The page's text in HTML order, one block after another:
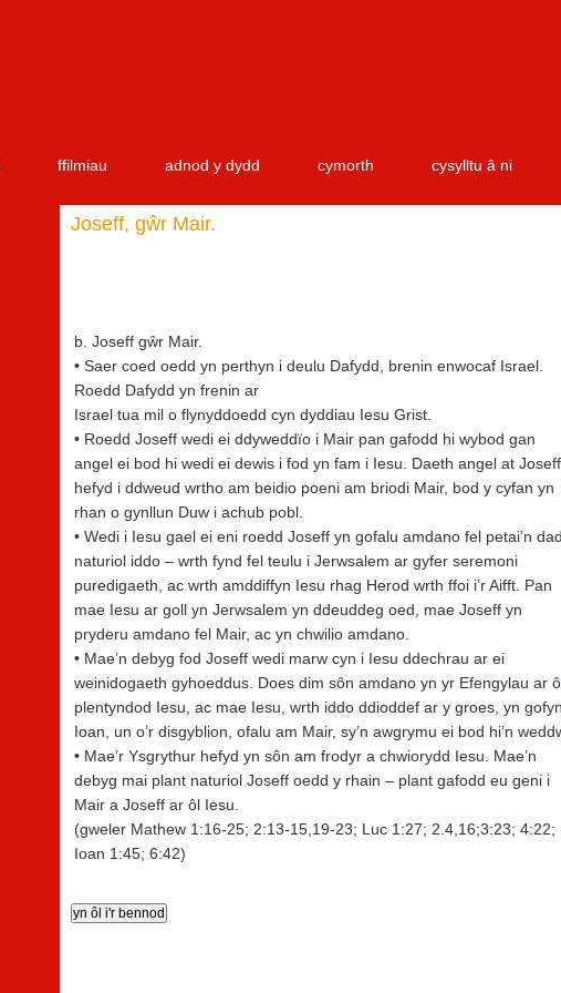
ffilmiau adnod y dydd cymorth cysylltu â ni
Joseff, gŵr Mair.
b. Joseff gŵr Mair.
• Saer coed oedd yn perthyn i deulu Dafydd, brenin enwocaf Israel.
Roedd Dafydd yn frenin ar
Israel tua mil o flynyddoedd cyn dyddiau Iesu Grist.
• Roedd Joseff wedi ei ddyweddïo i Mair pan gafodd hi wybod gan
angel ei bod hi wedi ei dewis i fod yn fam i Iesu. Daeth angel at Joseff
hefyd i ddweud wrtho am beidio poeni am briodi Mair, bod y cyfan yn
rhan o gynllun Duw i achub pobl.
• Wedi i Iesu gael ei eni roedd Joseff yn gofalu amdano fel petai’n dad
naturiol iddo – wrth fynd fel teulu i Jerwsalem ar gyfer seremoni
puredigaeth, ac wrth amddiffyn Iesu rhag Herod wrth ffoi i’r Aifft. Pan
mae Iesu ar goll yn Jerwsalem yn ddeuddeg oed, mae Joseff yn
pryderu amdano fel Mair, ac yn chwilio amdano.
• Mae’n debyg fod Joseff wedi marw cyn i Iesu ddechrau ar ei
weinidogaeth gyhoeddus. Does dim sôn amdano yn yr Efengylau ar
plentyndod Iesu, ac mae Iesu, wrth iddo ddioddef ar y groes, yn
Ioan, un o’r disgyblion, ofalu am Mair, sy’n awgrymu ei bod hi’n
• Mae’r Ysgrythur hefyd yn sôn am frodyr a chwiorydd Iesu. Mae’n
debyg mai plant naturiol Joseff oedd y rhain – plant gafodd eu geni i
Mair a Joseff ar ôl Iesu.
(gweler Mathew 1:16-25; 2:13-15,19-23; Luc 1:27; 2.4,16;3:23; 4:22;
Ioan 1:45; 6:42)